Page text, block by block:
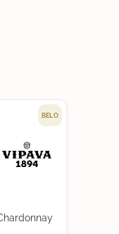
BELO